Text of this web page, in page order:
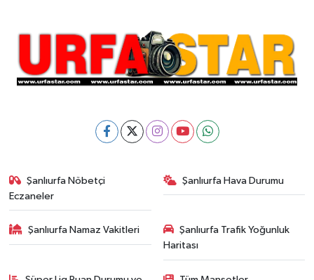
Şanlıurfa Nöbetçi
Eczaneler
Şanlıurfa Hava Durumu
Şanlıurfa Namaz Vakitleri
Şanlıurfa Trafik Yoğunluk
Haritası